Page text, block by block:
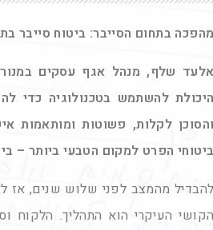
מהפכה בתחום הסייבר: ביטוח סייבר
אלעד שלף, מנהל אגף עסקים
היכולת להשתמש בטכנולוגיה כדי
והסוכן לקלות, פשוטות ומותאמות
ביטוחי הפרט למקום הטבעי ביותר –
להבדיל מהמצב לפני שלוש שנים, אז
הקושי העיקרי הוא התהליך. הלקוח